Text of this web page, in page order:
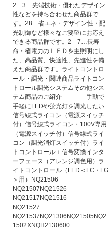
2 3…先端技術・優れたデザイン
性などを持ち合わせた商品群で
す。28…省エネ・デザイン性・配
光制御など様々なご要望にお応え
できる商品群です。2 7…長寿
命・省電力のＬＥＤを主照明にし
た、高品質、快適性、先進性を備
えた商品群です。ライトコントロ
ール・調光・関連商品ライトコン
トロール調光システムその他シス
テム商品のご紹介 手動で
手軽にLEDや蛍光灯を調光したい
信号線式ライコン（電源スイッチ
付）信号線式ライコン・100V専用
（電源スイッチ付）信号線式ライ
コン（調光消灯スイッチ付）ライ
トコントロール＋信号変換インタ
ーフェース（アレンジ調色用）ラ
イトコントロール（LED＜LC・LG
＞用）NQ21506
NQ21507NQ21526
NQ21517NQ21516
NQ21527
NQ21537NQ21306NQ21505NQ2
1502XNQH2130600